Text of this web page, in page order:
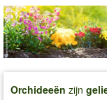
Orchideeën zijn